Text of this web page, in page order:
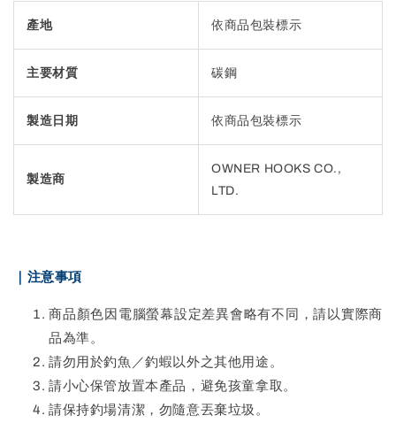
產地 依商品包裝標示
主要材質 碳鋼
製造日期 依商品包裝標示
製造商
OWNER HOOKS CO.,
LTD.
｜注意事項
商品顏色因電腦螢幕設定差異會略有不同，請以實際商
品為準。
請勿用於釣魚／釣蝦以外之其他用途。
請小心保管放置本產品，避免孩童拿取。
請保持釣場清潔，勿隨意丟棄垃圾。